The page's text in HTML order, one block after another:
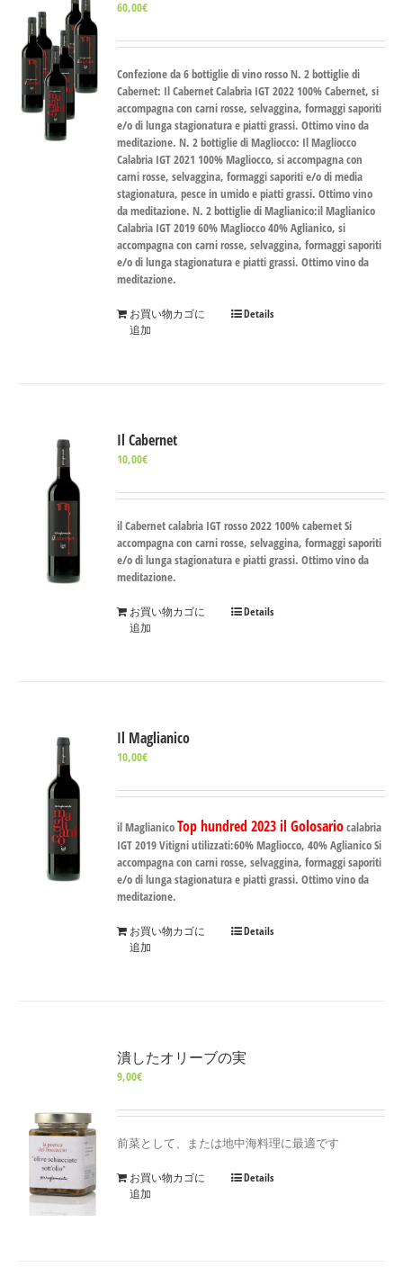
60,00€
Confezione da 6 bottiglie di vino rossoN. 2 bottiglie di
Cabernet: Il Cabernet Calabria IGT 2022 100% Cabernet, si
accompagna con carni rosse, selvaggina, formaggi saporiti
e/o di lunga stagionatura e piatti grassi. Ottimo vino da
meditazione.N. 2 bottiglie di Magliocco: Il Magliocco
Calabria IGT 2021 100% Magliocco, si accompagna con
carni rosse, selvaggina, formaggi saporiti e/o di media
stagionatura, pesce in umido e piatti grassi. Ottimo vino
da meditazione.N. 2 bottiglie di Maglianico:il Maglianico
Calabria IGT 2019 60% Magliocco 40% Aglianico, si
accompagna con carni rosse, selvaggina, formaggi saporiti
e/o di lunga stagionatura e piatti grassi. Ottimo vino da
meditazione.
お買い物カゴに
追加
Details
Il Cabernet
10,00€
il Cabernet calabria IGT rosso 2022 100% cabernet Si
accompagna con carni rosse, selvaggina, formaggi saporiti
e/o di lunga stagionatura e piatti grassi. Ottimo vino da
meditazione.
お買い物カゴに
追加
Details
Il Maglianico
10,00€
il MaglianicoTop hundred 2023 il Golosariocalabria
IGT 2019 Vitigni utilizzati:60% Magliocco, 40% Aglianico Si
accompagna con carni rosse, selvaggina, formaggi saporiti
e/o di lunga stagionatura e piatti grassi. Ottimo vino da
meditazione.
お買い物カゴに
追加
Details
潰したオリーブの実
9,00€
前菜として、または地中海料理に最適です
お買い物カゴに
追加
Details